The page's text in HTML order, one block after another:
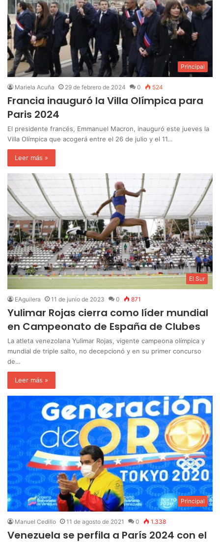
Principal
Mariela Acuña 29 de febrero de 2024 0 524
Francia inauguró la Villa Olímpica para
Paris 2024
El presidente francés, Emmanuel Macron, inauguró este jueves la
Villa Olímpica que acogerá entre el 26 de julio y el 11…
Leer más »
El Sur
EAguilera 11 de junio de 2023 0 871
Yulimar Rojas cierra como líder mundial
en Campeonato de España de Clubes
La atleta venezolana Yulimar Rojas, vigente campeona olímpica y
mundial de triple salto, no decepcionó y en su primer concurso
de…
Leer más »
Principal
Manuel Cedillo 11 de agosto de 2021 0 1.338
Venezuela se perfila a París 2024 con el